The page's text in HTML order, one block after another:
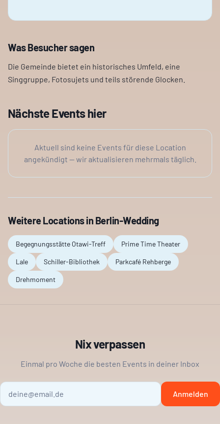
Was Besucher sagen
Die Gemeinde bietet ein historisches Umfeld, eine
Singgruppe, Fotosujets und teils störende Glocken.
Nächste Events hier
Aktuell sind keine Events für diese Location
angekündigt — wir aktualisieren mehrmals täglich.
Weitere Locations in Berlin-Wedding
Begegnungsstätte Otawi-Treff Prime Time Theater
Lale Schiller-Bibliothek Parkcafé Rehberge
Drehmoment
Nix verpassen
Einmal pro Woche die besten Events in deiner Inbox
Anmelden